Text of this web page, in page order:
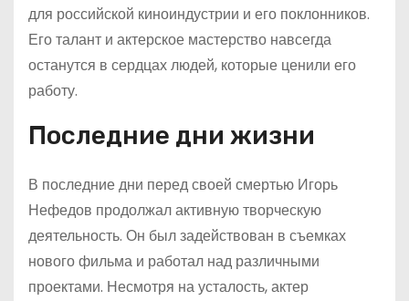
для российской киноиндустрии и его поклонников.
Его талант и актерское мастерство навсегда
останутся в сердцах людей, которые ценили его
работу.
Последние дни жизни
В последние дни перед своей смертью Игорь
Нефедов продолжал активную творческую
деятельность. Он был задействован в съемках
нового фильма и работал над различными
проектами. Несмотря на усталость, актер